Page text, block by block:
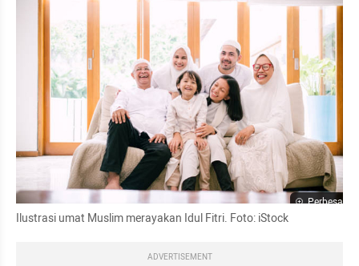
Perbesar
Ilustrasi umat Muslim merayakan Idul Fitri. Foto: iStock
ADVERTISEMENT